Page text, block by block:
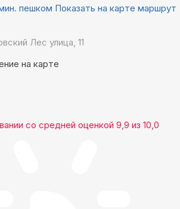
пешком Показать на карте маршрут
Лес улица, 11
на карте
со средней оценкой 9,9 из 10,0